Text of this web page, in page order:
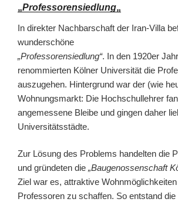
„Professorensiedlung„
In direkter Nachbarschaft der Iran-Villa
wunderschöne
„Professorensiedlung“. In den 1920er
renommierten Kölner Universität die
auszugehen. Hintergrund war der (wie
Wohnungsmarkt: Die Hochschullehrer
angemessene Bleibe und gingen daher
Universitätsstädte.
Zur Lösung des Problems handelten die
und gründeten die „Baugenossenschaft
Ziel war es, attraktive
Professoren zu schaffen. So entstand die